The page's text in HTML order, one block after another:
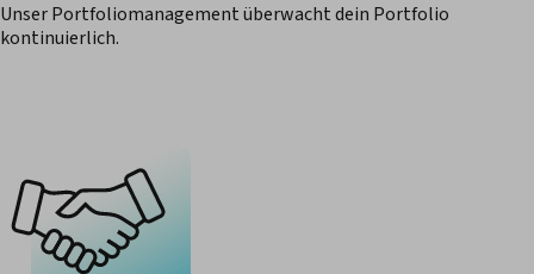
Unser Portfoliomanagement überwacht dein Portfolio
kontinuierlich.